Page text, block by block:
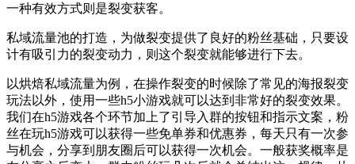
一种有效方式则是裂变获客。
私域流量池的打造，为做裂变提供了良好的粉丝基础，只要设
计有吸引力的裂变动力，则这个裂变就能够进行下去。
以烘焙私域流量为例，在操作裂变的时候除了常见的海报裂变
玩法以外，使用一些h5小游戏就可以达到非常好的裂变效果。
我们在h5游戏各个环节加上了引导入群的按钮和指示文案，粉
丝在玩h5游戏可以获得一些免单券和优惠券，每天只有一次参
与机会，分享到朋友圈后可以获得一次机会。一般获奖概率是